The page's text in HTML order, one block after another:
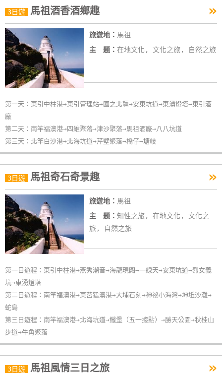
3日遊 馬祖酒香酒鄉趣 »
旅遊地： 馬祖
主 題： 在地文化, 文化之旅, 自然之旅
第一天：東引中柱港→東引管理站→國之北疆→安東坑道→東湧燈塔→東引酒
廠
第二天：南竿福澳港→四維聚落→津沙聚落→馬祖酒廠→八八坑道
第三天：北竿白沙港→北海坑道→芹壁聚落→橋仔→塘岐
3日遊 馬祖奇石奇景趣 »
旅遊地： 馬祖
主 題： 知性之旅, 在地文化, 文化之
旅, 自然之旅
第一日遊程：東引中柱港→燕秀潮音→海龍現闕→一線天→安東坑道→烈女義
坑→東湧燈塔
第二日遊程：南竿福澳港→東莒猛澳港→大埔石刻→神祕小海灣→坤坵沙灘→
蛇島
第三日遊程：南竿福澳港→北海坑道→鐵堡（五一據點）→勝天公園→秋桂山
步道→牛角聚落
3日遊 馬祖風情三日之旅 »